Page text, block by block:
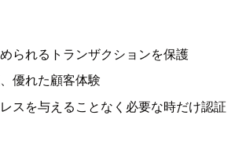
られるトランザクションを保護
優れた顧客体験
スを与えることなく必要な時だけ認証